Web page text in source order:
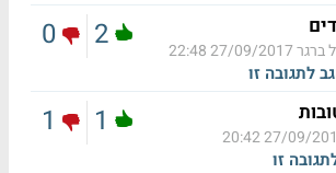
ברגר27/09/2017 22:48
לתגובה זו
2
0
27/09/2017
זו
1
1